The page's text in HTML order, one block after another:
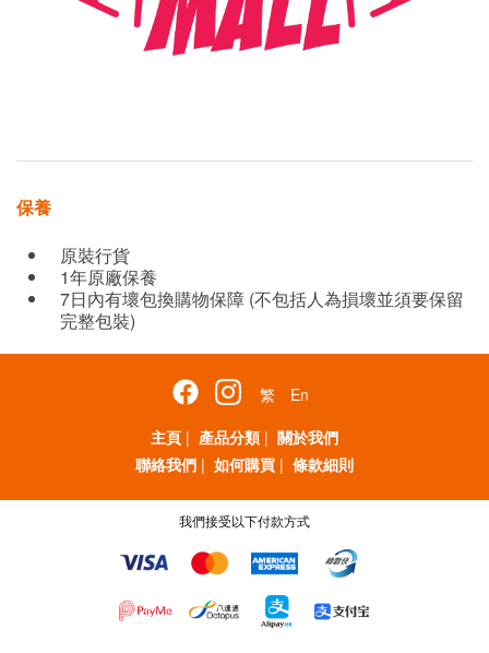
保養
原裝行貨
1年原廠保養
7日內有壞包換購物保障 (不包括人為損壞並須要保留
完整包裝)
繁
En
主頁 | 產品分類 | 關於我們
聯絡我們 | 如何購買 | 條款細則
我們接受以下付款方式